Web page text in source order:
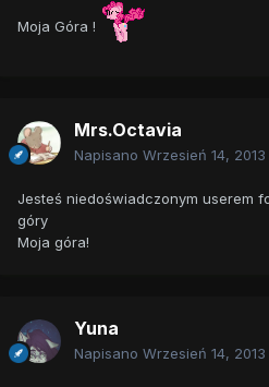
Moja Góra !
Mrs.Octavia
Napisano Wrzesień 14, 2013
Jesteś niedoświadczonym userem
góry
Moja góra!
Yuna
Napisano Wrzesień 14, 2013